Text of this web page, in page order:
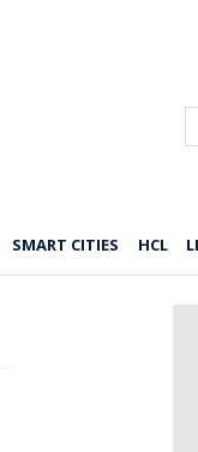
SMART CITIES HCL